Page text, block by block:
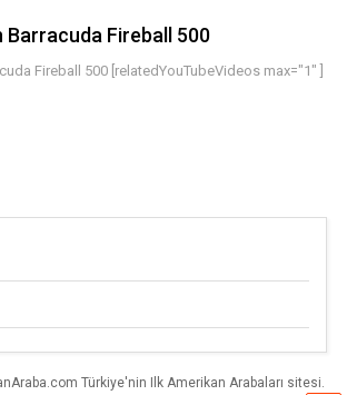
Barracuda Fireball 500
Fireball 500 [relatedYouTubeVideos max="1" ]
Türkiye'nin Ilk Amerikan Arabaları sitesi.